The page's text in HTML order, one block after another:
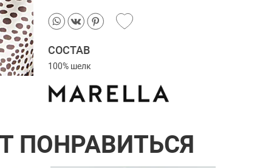
СОСТАВ
100% шелк
ПОНРАВИТЬСЯ